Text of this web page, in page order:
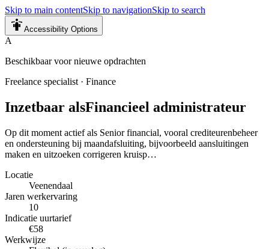
Skip to main contentSkip to navigationSkip to search
Accessibility Options
A
Beschikbaar voor nieuwe opdrachten
Freelance specialist · Finance
Inzetbaar alsFinancieel administrateur
Op dit moment actief als Senior financial, vooral crediteurenbeheer
en ondersteuning bij maandafsluiting, bijvoorbeeld aansluitingen
maken en uitzoeken corrigeren kruisp…
Locatie
Veenendaal
Jaren werkervaring
10
Indicatie uurtarief
€58
Werkwijze